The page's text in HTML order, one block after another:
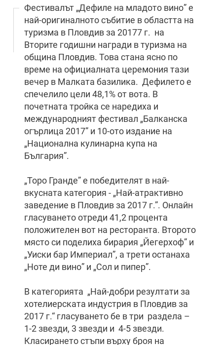
Фестивалът „Дефиле на младото вино” е
най-оригиналното събитие в областта на
туризма в Пловдив за 20177 г. на
Вторите годишни награди в туризма на
община Пловдив. Това стана ясно по
време на официалната церемония тази
вечер в Малката базилика. Дефилето е
спечелило цели 48,1% от вота. В
почетната тройка се наредиха и
международният фестивал „Балканска
огърлица 2017” и 10-ото издание на
„Национална кулинарна купа на
България”.
„Торо Гранде” е победителят в най-
вкусната категория - „Най-атрактивно
заведение в Пловдив за 2017 г.”. Онлайн
гласуването отреди 41,2 процента
положителен вот на ресторанта. Второто
място си поделиха бирария „Йегерхоф” и
„Уиски бар Империал”, а трети останаха
„Ноте ди вино” и „Сол и пипер”.
В категорията „Най-добри резултати за
хотелиерската индустрия в Пловдив за
2017 г.“ гласуването бе в три раздела –
1-2 звезди, 3 звезди и 4-5 звезди.
Класирането стъпи върху броя на